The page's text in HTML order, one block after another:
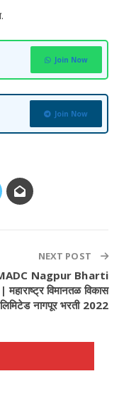
Join Now
Join Now
NEXT POST
Nagpur Bharti
विमानतळ विकास
नागपूर भरती 2022